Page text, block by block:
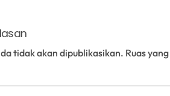
tidak akan dipublikasikan. Ruas